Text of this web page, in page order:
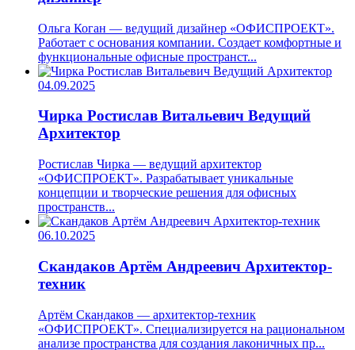
Ольга Коган — ведущий дизайнер «ОФИСПРОЕКТ».
Работает с основания компании. Создает комфортные и
функциональные офисные пространст...
04.09.2025
Чирка Ростислав Витальевич Ведущий
Архитектор
Ростислав Чирка — ведущий архитектор
«ОФИСПРОЕКТ». Разрабатывает уникальные
концепции и творческие решения для офисных
пространств...
06.10.2025
Скандаков Артём Андреевич Архитектор-
техник
Артём Скандаков — архитектор-техник
«ОФИСПРОЕКТ». Специализируется на рациональном
анализе пространства для создания лаконичных пр...